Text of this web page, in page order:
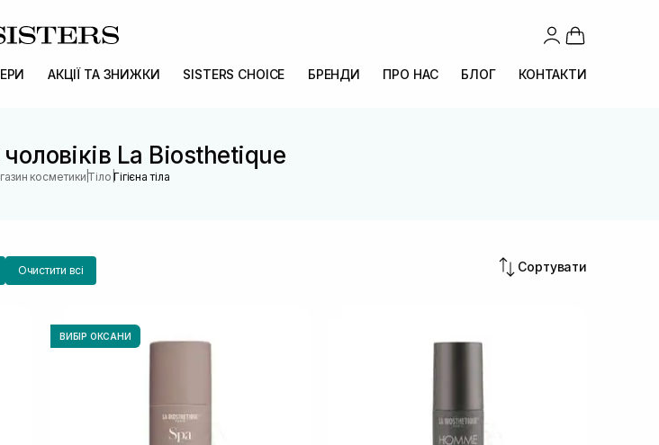
АКЦІЇ ТА ЗНИЖКИ SISTERS CHOICE БРЕНДИ ПРО НАС БЛОГ КОНТАКТИ
чоловіків La Biosthetique
косметики |Тіло |Гігієна тіла
Очистити всі Сортувати
ВИБІР ОКСАНИ